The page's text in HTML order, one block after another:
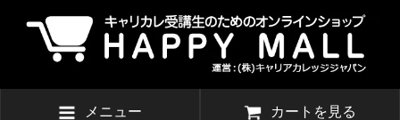
メニュー カートを見る